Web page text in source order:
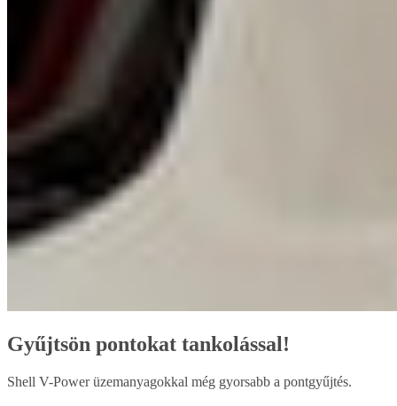
Gyűjtsön pontokat tankolással!
Shell V-Power üzemanyagokkal még gyorsabb a pontgyűjtés.